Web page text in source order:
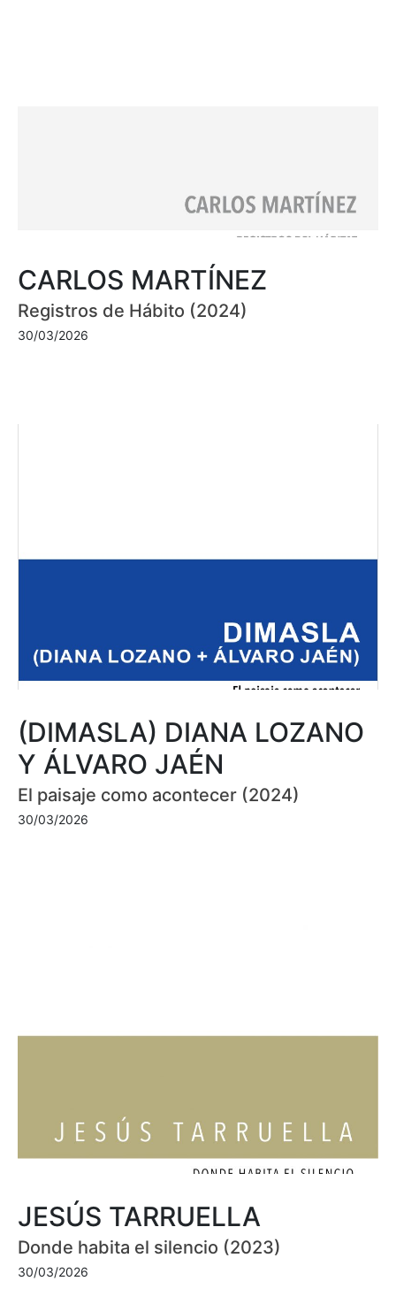
CARLOS MARTÍNEZ
Registros de Hábito (2024)
30/03/2026
(DIMASLA) DIANA LOZANO
Y ÁLVARO JAÉN
El paisaje como acontecer (2024)
30/03/2026
JESÚS TARRUELLA
Donde habita el silencio (2023)
30/03/2026